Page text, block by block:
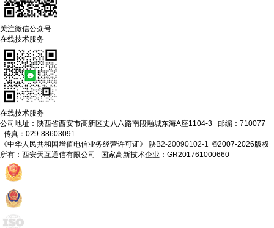
关注微信公众号
在线技术服务
在线技术服务
公司地址：陕西省西安市高新区丈八六路南段融城东海A座1104-3 邮编：710077
传真：029-88603091
《中华人民共和国增值电信业务经营许可证》 陕B2-20090102-1 ©2007-2026版权
所有：西安天互通信有限公司 国家高新技术企业：GR201761000660